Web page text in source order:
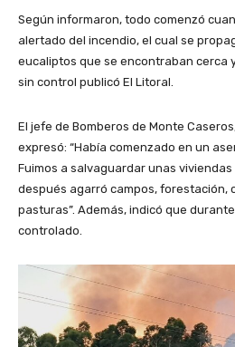
Según informaron, todo comenzó
alertado del incendio, el cual se
eucaliptos que se encontraban cerca
sin control publicó El Litoral.
El jefe de Bomberos de Monte
expresó: “Había comenzado en un
Fuimos a salvaguardar unas
después agarró campos, forestación,
pasturas”. Además, indicó que
controlado.